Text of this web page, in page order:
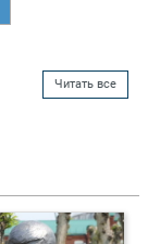
Читать все